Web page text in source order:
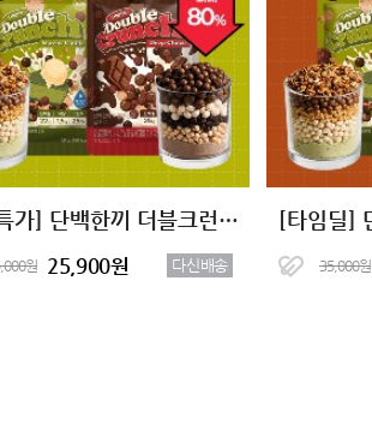
[타임특가] 단백한끼 더블크런치 단백질쉐이크 2종 (7+7)
원 25,900원 다신배송 35,000원